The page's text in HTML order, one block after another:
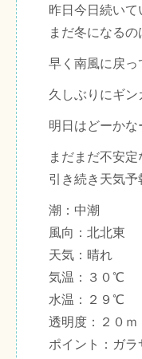
昨日今日続いて
まだ冬になるの
早く南風に戻っ
久しぶりにギン
明日はどーかな
まだまだ不安
引き続き天気
潮：中潮
風向：北北東
天気：晴れ
気温：３０℃
水温：２９℃
透明度：２０ｍ
ポイント：ガ